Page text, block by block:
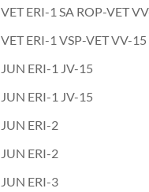
VET ERI-1 SA ROP-VET
VET ERI-1 VSP-VET VV-15
JUN ERI-1 JV-15
JUN ERI-1 JV-15
JUN ERI-2
JUN ERI-2
JUN ERI-3